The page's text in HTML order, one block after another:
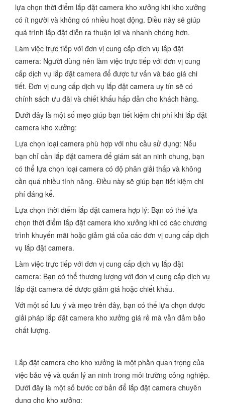
lựa chọn thời điểm lắp đặt camera kho xưởng khi kho xưởng
có ít người và không có nhiều hoạt động. Điều này sẽ giúp
quá trình lắp đặt diễn ra thuận lợi và nhanh chóng hơn.
Làm việc trực tiếp với đơn vị cung cấp dịch vụ lắp đặt
camera: Người dùng nên làm việc trực tiếp với đơn vị cung
cấp dịch vụ lắp đặt camera để được tư vấn và báo giá chi
tiết. Đơn vị cung cấp dịch vụ lắp đặt camera uy tín sẽ có
chính sách ưu đãi và chiết khấu hấp dẫn cho khách hàng.
Dưới đây là một số mẹo giúp bạn tiết kiệm chi phí khi lắp đặt
camera kho xưởng:
Lựa chọn loại camera phù hợp với nhu cầu sử dụng: Nếu
bạn chỉ cần lắp đặt camera để giám sát an ninh chung, bạn
có thể lựa chọn loại camera có độ phân giải thấp và không
cần quá nhiều tính năng. Điều này sẽ giúp bạn tiết kiệm chi
phí đáng kể.
Lựa chọn thời điểm lắp đặt camera hợp lý: Bạn có thể lựa
chọn thời điểm lắp đặt camera kho xưởng khi có các chương
trình khuyến mãi hoặc giảm giá của các đơn vị cung cấp dịch
vụ lắp đặt camera.
Làm việc trực tiếp với đơn vị cung cấp dịch vụ lắp đặt
camera: Bạn có thể thương lượng với đơn vị cung cấp dịch vụ
lắp đặt camera để được giảm giá hoặc chiết khấu.
Với một số lưu ý và mẹo trên đây, bạn có thể lựa chọn được
giải pháp lắp đặt camera kho xưởng giá rẻ mà vẫn đảm bảo
chất lượng.
Lắp đặt camera cho kho xưởng là một phần quan trọng của
việc bảo vệ và quản lý an ninh trong môi trường công nghiệp.
Dưới đây là một số bước cơ bản để lắp đặt camera chuyên
dụng cho kho xưởng: